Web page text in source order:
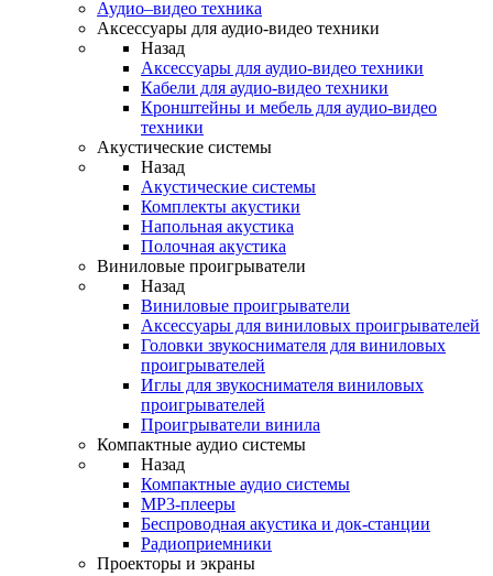
Аудио–видео техника
Аксессуары для аудио-видео техники
Назад
Аксессуары для аудио-видео техники
Кабели для аудио-видео техники
Кронштейны и мебель для аудио-видео
техники
Акустические системы
Назад
Акустические системы
Комплекты акустики
Напольная акустика
Полочная акустика
Виниловые проигрыватели
Назад
Виниловые проигрыватели
Аксессуары для виниловых проигрывателей
Головки звукоснимателя для виниловых
проигрывателей
Иглы для звукоснимателя виниловых
проигрывателей
Проигрыватели винила
Компактные аудио системы
Назад
Компактные аудио системы
MP3-плееры
Беспроводная акустика и док-станции
Радиоприемники
Проекторы и экраны